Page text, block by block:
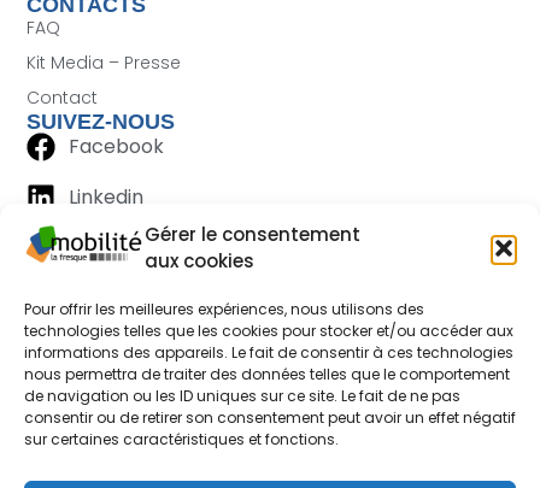
Gérer le consentement
aux cookies
Pour offrir les meilleures expériences, nous utilisons des
technologies telles que les cookies pour stocker et/ou accéder aux
informations des appareils. Le fait de consentir à ces technologies
nous permettra de traiter des données telles que le comportement
de navigation ou les ID uniques sur ce site. Le fait de ne pas
consentir ou de retirer son consentement peut avoir un effet négatif
sur certaines caractéristiques et fonctions.
FAQ
Kit Media – Presse
Contact
SUIVEZ-NOUS
Facebook
Linkedin